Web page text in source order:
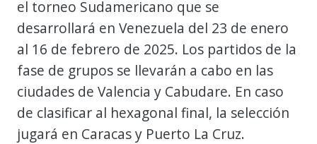
el torneo Sudamericano que se
desarrollará en Venezuela del 23 de enero
al 16 de febrero de 2025. Los partidos de la
fase de grupos se llevarán a cabo en las
ciudades de Valencia y Cabudare. En caso
de clasificar al hexagonal final, la selección
jugará en Caracas y Puerto La Cruz.